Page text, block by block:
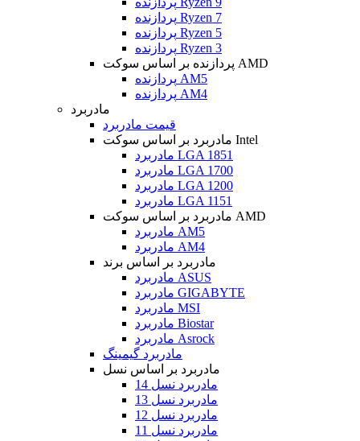
پردازنده Ryzen 7
پردازنده Ryzen 5
پردازنده Ryzen 3
پردازنده بر اساس سوکت AMD
پردازنده AM5
پردازنده AM4
مادربرد
قیمت مادربرد
مادربرد بر اساس سوکت Intel
مادربرد LGA 1851
مادربرد LGA 1700
مادربرد LGA 1200
مادربرد LGA 1151
مادربرد بر اساس سوکت AMD
مادربرد AM5
مادربرد AM4
مادربرد بر اساس برند
مادربرد ASUS
مادربرد GIGABYTE
مادربرد MSI
مادربرد Biostar
مادربرد Asrock
مادربرد گیمینگ
مادربرد بر اساس نسل
مادربرد نسل 14
مادربرد نسل 13
مادربرد نسل 12
مادربرد نسل 11